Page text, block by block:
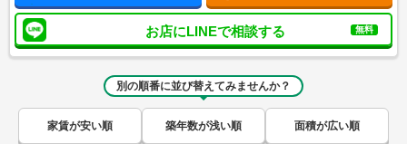
お店にLINEで相談する 無料
別の順番に並び替えてみませんか？
家賃が安い順 築年数が浅い順 面積が広い順